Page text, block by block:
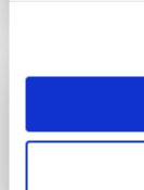
Vous